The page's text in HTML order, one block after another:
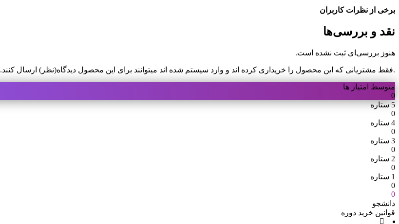
برخی از نظرات کاربران
نقد و بررسی‌ها
هنوز بررسی‌ای ثبت نشده است.
.فقط مشتریانی که این محصول را خریداری کرده اند و وارد سیستم شده اند میتوانند برای این محصول دیدگاه(نظر) ارسال کنند.
متوسط امتیاز ها
0
5 ستاره
0
4 ستاره
0
3 ستاره
0
2 ستاره
0
1 ستاره
0
0
دانشجو
قوانین خرید دوره